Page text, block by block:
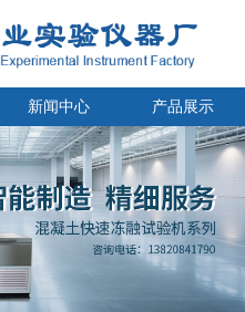
新闻中心 产品展示